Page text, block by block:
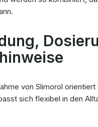
von Slimorol
sich flexibel in den